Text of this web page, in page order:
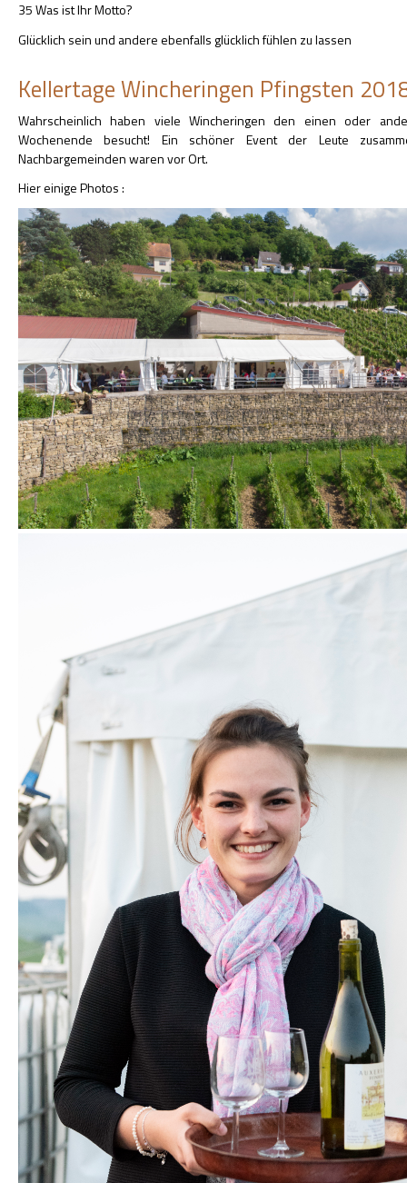
35 Was ist Ihr Motto?
Glücklich sein und andere ebenfalls glücklich fühlen zu lassen
Kellertage Wincheringen Pfingsten
Wahrscheinlich haben viele Wincheringen den einen oder
Wochenende besucht! Ein schöner Event der Leute
Nachbargemeinden waren vor Ort.
Hier einige Photos :